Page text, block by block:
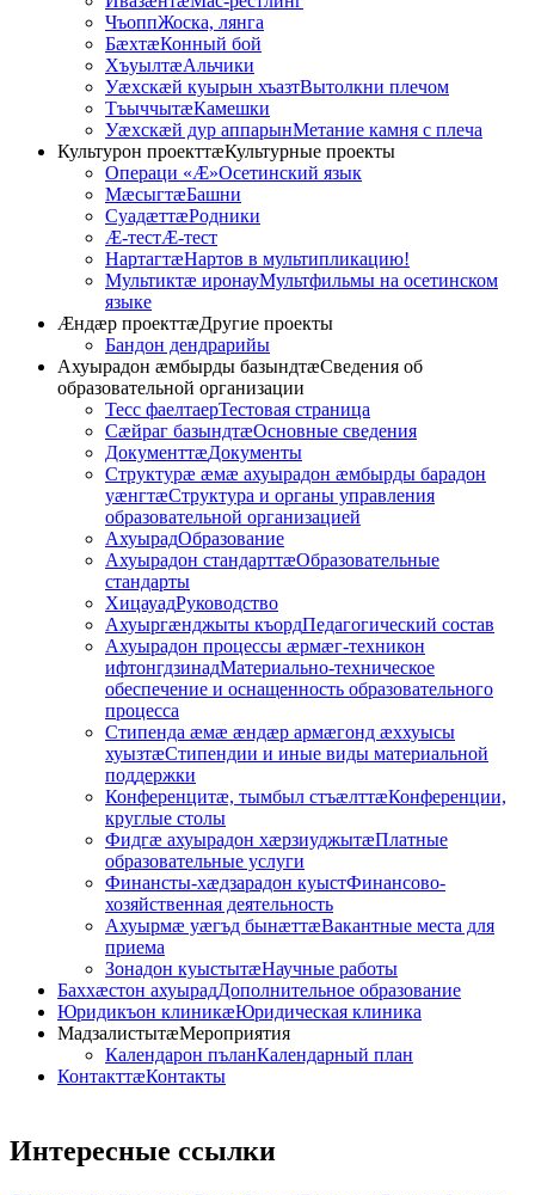
ЧъоппЖоска, лянга
БӕхтӕКонный бой
ХъуылтӕАльчики
Уæхскæй куырын хъазтВытолкни плечом
ТъыччытӕКамешки
Уæхскæй дур аппарынМетание камня с плеча
Культурон проекттӕКультурные проекты
Операци «Ӕ»Осетинский язык
МӕсыгтӕБашни
СуадӕттӕРодники
Æ-тестÆ-тест
НартагтӕНартов в мультипликацию!
Мультиктæ иронауМультфильмы на осетинском
языке
Æндӕр проекттӕДругие проекты
Бандон дендрарийы
Ахуырадон ӕмбырды базындтӕСведения об
образовательной организации
Тесс фаелтаерТестовая страница
Сӕйраг базындтӕОсновные сведения
ДокументтӕДокументы
Структурӕ ӕмӕ ахуырадон ӕмбырды барадон
уӕнгтӕСтруктура и органы управления
образовательной организацией
АхуырадОбразование
Ахуырадон стандарттӕОбразовательные
стандарты
ХицауадРуководство
Ахуыргӕнджыты къордПедагогический состав
Ахуырадон процессы ӕрмӕг-техникон
ифтонгдзинадМатериально-техническое
обеспечение и оснащенность образовательного
процесса
Стипенда ӕмӕ ӕндӕр армӕгонд ӕххуысы
хуызтӕСтипендии и иные виды материальной
поддержки
Конференцитӕ, тымбыл стъӕлттӕКонференции,
круглые столы
Фидгӕ ахуырадон хӕрзиуджытӕПлатные
образовательные услуги
Финансты-хӕдзарадон куыстФинансово-
хозяйственная деятельность
Ахуырмӕ уӕгъд бынӕттӕВакантные места для
приема
Зонадон куыстытӕНаучные работы
Баххӕстон ахуырадДополнительное образование
Юридикъон клиникӕЮридическая клиника
МадзалистытӕМероприятия
Календарон пъланКалендарный план
КонтакттӕКонтакты
Интересные ссылки